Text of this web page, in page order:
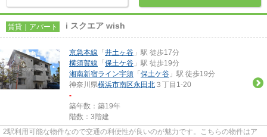
賃貸｜アパート i スクエア wish
京急本線 「 井土ヶ谷 」駅 徒歩17分
横須賀線 「 保土ケ谷 」駅 徒歩19分
湘南新宿ライン宇須 「 保土ケ谷 」駅 徒歩19分
神奈川県横浜市南区永田北 ３丁目1-20
-
築年数：築19年
階数：3階建
2駅利用可能な物件なので交通の利便性が良いのが魅力です。こちらの物件はア